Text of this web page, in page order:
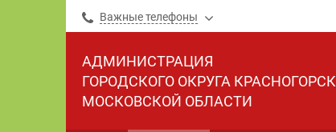
Важные телефоны
АДМИНИСТРАЦИЯ
ГОРОДСКОГО ОКРУГА КРАСНОГОРСК
МОСКОВСКОЙ ОБЛАСТИ